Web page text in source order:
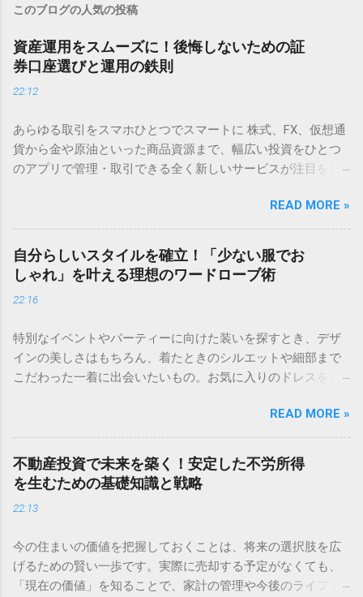
このブログの人気の投稿
資産運用をスムーズに！後悔しないための証
券口座選びと運用の鉄則
22:12
あらゆる取引をスマホひとつでスマートに 株式、FX、仮想通
貨から金や原油といった商品資源まで、幅広い投資をひとつ
のアプリで管理・取引できる全く新しいサービスが注目を集
め、初心者でも迷わずスタートできるのが魅力です。 ✅ いつ
でもどこでも手軽に取引を始めてみる 「将来のために何か始
めなきゃ」と思いつつ、つい後回しにしてしまうのが資産運
用ですよね。いざ始めようと思っても、どの証券会社が良い
のか、そもそも何から手をつければいいのか分からず、立ち
止まってしまう方も多いのではないでしょうか。 お金のこと
この記事では、無理なく資産を育てるための「土台作り」か
ら、自分にぴったりの証券口座を見極めるポイントまで、初
心者の方にも分かりやすく解説します。 資産運用を始める前
すぐに株を買ってみよう！」という意気込みは素晴らしいで
すが、その前に少しだけ立ち止まってみてください。資産運
用を長く、そして心穏やかに続けるためには、最初の「設計
図」が何よりも重要です。 建物を建てる時に基礎工事が欠か
投資用資金を明確に分ける 資産運用を始める大前提として、
手元にあるお金を「守るお金」と「増やすお金」に分けるこ
とから始めましょう。 生活防衛資金（守るお金） 万が一、急
READ MORE »
自分らしいスタイルを確立！「少ない服でお
しゃれ」を叶える理想のワードローブ術
22:16
特別なイベントやパーティーに向けた装いを探すとき、デザ
インの美しさはもちろん、着たときのシルエットや細部まで
こだわった一着に出会いたいもの。お気に入りのドレスを身
その時間を楽しむことができます。 ＞ [大切な日のための一
着を｜華やかなドレスコレクションはこちら] 洗練されたデザ
インは、どんなシーンでもあなたをより魅力的に引き立てて
くれるはずです。 「クローゼットは服で溢れているのに、今
日着ていく服がない」と悩んだことはありませんか。毎朝、
鏡の前でため息をついてしまうのは、あなただけではありま
は、必ずしも比例しないのです。 流行を追いかけては、数回
着ただけで眠ってしまう服たち。そんな「服の迷子」から卒
業して、今の自分に本当に似合うものだけを厳選してみませ
READ MORE »
不動産投資で未来を築く！安定した不労所得
を生むための基礎知識と戦略
22:13
今の住まいの価値を把握しておくことは、将来の選択肢を広
げるための賢い一歩です。実際に売却する予定がなくても、
「現在の価値」を知ることで、家計の管理や今後のライフプ